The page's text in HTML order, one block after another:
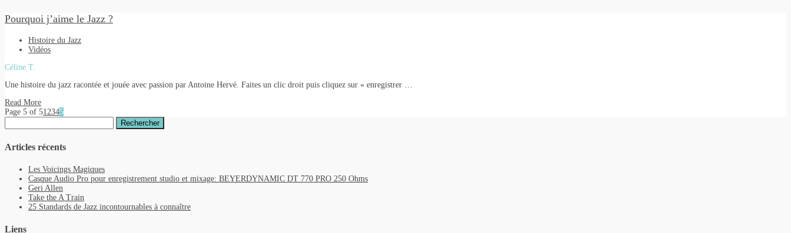
Pourquoi j’aime le Jazz ?
Histoire du Jazz
Vidéos
Céline T.
Une histoire du jazz racontée et jouée avec passion par Antoine Hervé. Faites un clic droit puis cliquez sur « enregistrer …
Read More
Page 5 of 512345
Articles récents
Les Voicings Magiques
Casque Audio Pro pour enregistrement studio et mixage: BEYERDYNAMIC DT 770 PRO 250 Ohms
Geri Allen
Take the A Train
25 Standards de Jazz incontournables à connaître
Liens